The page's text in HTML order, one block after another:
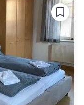
wechseln